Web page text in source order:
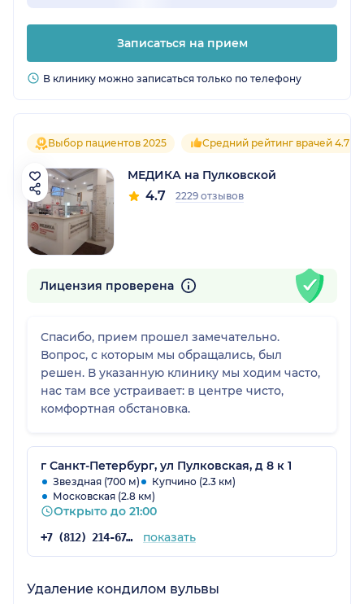
Записаться на прием
В клинику можно записаться только по телефону
Выбор пациентов 2025 Средний рейтинг врачей 4.7
МЕДИКА на Пулковской
4.7 2229 отзывов
Лицензия проверена
Спасибо, прием прошел замечательно.
Вопрос, с которым мы обращались, был
решен. В указанную клинику мы ходим часто,
нас там все устраивает: в центре чисто,
комфортная обстановка.
г Санкт-Петербург, ул Пулковская, д 8 к 1
Звездная (700 м)
Купчино (2.3 км)
Московская (2.8 км)
Открыто до 21:00
+7 (812) 214-67-27 показать
Удаление кондилом вульвы